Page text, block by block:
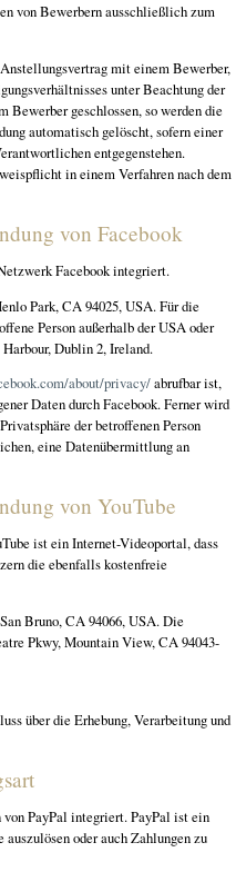
von Bewerbern ausschließlich zum
mit einem Bewerber,
unter Beachtung der
geschlossen, so werden die
automatisch gelöscht, sofern einer
entgegenstehen.
in einem Verfahren nach dem
von Facebook
Facebook integriert.
Park, CA 94025, USA. Für die
Person außerhalb der USA oder
Dublin 2, Ireland.
about/privacy/abrufbar ist,
Daten durch Facebook. Ferner wird
der betroffenen Person
eine Datenübermittlung an
von YouTube
ist ein Internet-Videoportal, dass
die ebenfalls kostenfreie
Bruno, CA 94066, USA. Die
Pkwy, Mountain View, CA 94043-
über die Erhebung, Verarbeitung und
von PayPal integriert. PayPal ist ein
oder auch Zahlungen zu